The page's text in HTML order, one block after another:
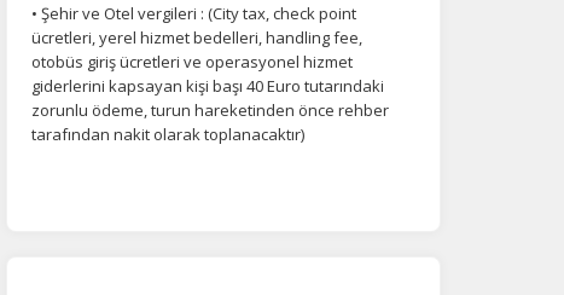
• Şehir ve Otel vergileri : (City tax, check point
ücretleri, yerel hizmet bedelleri, handling fee,
otobüs giriş ücretleri ve operasyonel hizmet
giderlerini kapsayan kişi başı 40 Euro tutarındaki
zorunlu ödeme, turun hareketinden önce rehber
tarafından nakit olarak toplanacaktır)